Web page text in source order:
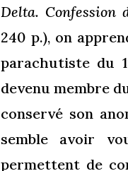
Delta. Confession
240 p.), on
parachutiste du
devenu membre
conservé son
semble avoir
permettent de